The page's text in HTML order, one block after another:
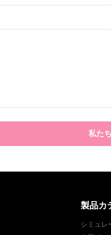
私た
製品カ
シミュレ